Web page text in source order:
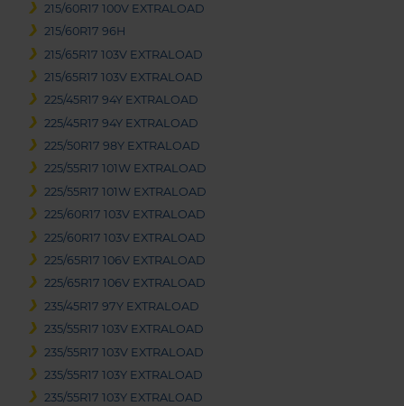
215/60R17 100V EXTRALOAD
215/60R17 96H
215/65R17 103V EXTRALOAD
215/65R17 103V EXTRALOAD
225/45R17 94Y EXTRALOAD
225/45R17 94Y EXTRALOAD
225/50R17 98Y EXTRALOAD
225/55R17 101W EXTRALOAD
225/55R17 101W EXTRALOAD
225/60R17 103V EXTRALOAD
225/60R17 103V EXTRALOAD
225/65R17 106V EXTRALOAD
225/65R17 106V EXTRALOAD
235/45R17 97Y EXTRALOAD
235/55R17 103V EXTRALOAD
235/55R17 103V EXTRALOAD
235/55R17 103Y EXTRALOAD
235/55R17 103Y EXTRALOAD